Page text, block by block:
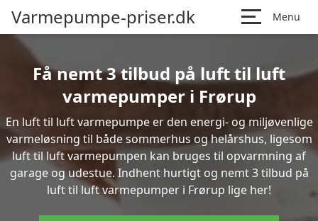
Varmepumpe-priser.dk Menu
Få nemt 3 tilbud på luft til luft
varmepumper i Frørup
En luft til luft varmepumpe er den energi- og miljøvenlige
varmeløsning til både sommerhus og helårshus, ligesom
luft til luft varmepumpen kan bruges til opvarmning af
garage og udestue. Indhent hurtigt og nemt 3 tilbud på
luft til luft varmepumper i Frørup lige her!